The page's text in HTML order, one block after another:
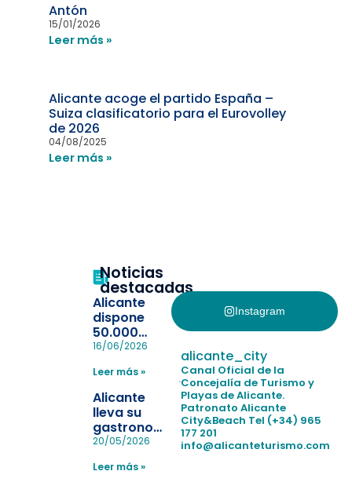
Antón
15/01/2026
Leer más »
Alicante acoge el partido España –
Suiza clasificatorio para el Eurovolley
de 2026
04/08/2025
Leer más »
Noticias
destacadas
Alicante
dispone
50.000
pulseras
la
pérdida de niños
en las
playas y
realiza con
éxito un
simulacro de socorrismo
16/06/2026
Leer más »
Alicante
lleva su
gastronomía
a Madrid
reforzar el
20/05/2026
Leer más »
Instagram
alicante_city
Canal Oficial de la
Concejalía de Turismo y
Playas de Alicante.
Patronato Alicante
City&Beach Tel (+34) 965
177 201
info@alicanteturismo.com